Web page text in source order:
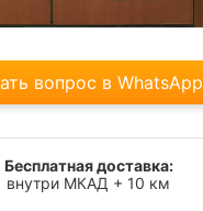
вопрос в WhatsApp
Бесплатная доставка:
внутри МКАД + 10 км